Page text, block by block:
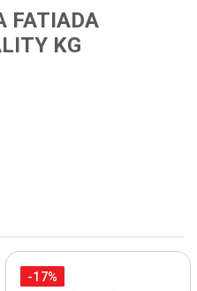
FATIADA
KG
-17%